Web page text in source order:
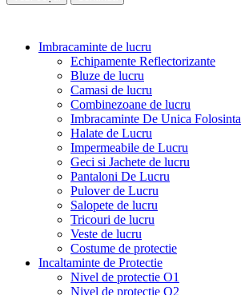
Imbracaminte de lucru
Echipamente Reflectorizante
Bluze de lucru
Camasi de lucru
Combinezoane de lucru
Imbracaminte De Unica Folosinta
Halate de Lucru
Impermeabile de Lucru
Geci si Jachete de lucru
Pantaloni De Lucru
Pulover de Lucru
Salopete de lucru
Tricouri de lucru
Veste de lucru
Costume de protectie
Incaltaminte de Protectie
Nivel de protectie O1
Nivel de protectie O2